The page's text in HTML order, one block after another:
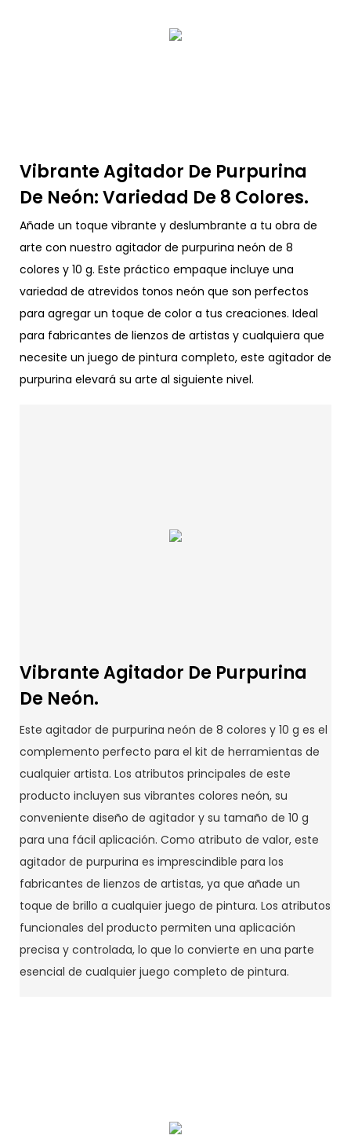
Vibrante Agitador De Purpurina
De Neón: Variedad De 8 Colores.
Añade un toque vibrante y deslumbrante a tu obra de
arte con nuestro agitador de purpurina neón de 8
colores y 10 g. Este práctico empaque incluye una
variedad de atrevidos tonos neón que son perfectos
para agregar un toque de color a tus creaciones. Ideal
para fabricantes de lienzos de artistas y cualquiera que
necesite un juego de pintura completo, este agitador de
purpurina elevará su arte al siguiente nivel.
Vibrante Agitador De Purpurina
De Neón.
Este agitador de purpurina neón de 8 colores y 10 g es el
complemento perfecto para el kit de herramientas de
cualquier artista. Los atributos principales de este
producto incluyen sus vibrantes colores neón, su
conveniente diseño de agitador y su tamaño de 10 g
para una fácil aplicación. Como atributo de valor, este
agitador de purpurina es imprescindible para los
fabricantes de lienzos de artistas, ya que añade un
toque de brillo a cualquier juego de pintura. Los atributos
funcionales del producto permiten una aplicación
precisa y controlada, lo que lo convierte en una parte
esencial de cualquier juego completo de pintura.